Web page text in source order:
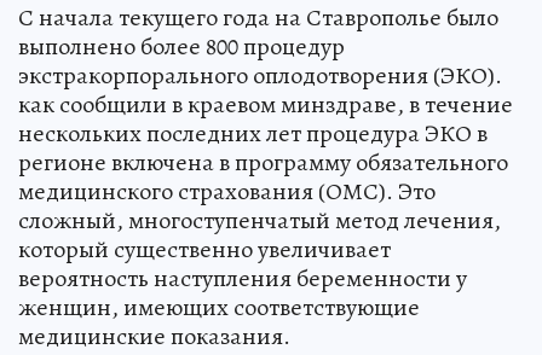
С начала текущего года на Ставрополье было
выполнено более 800 процедур
экстракорпорального оплодотворения (ЭКО).
как сообщили в краевом минздраве, в течение
нескольких последних лет процедура ЭКО в
регионе включена в программу обязательного
медицинского страхования (ОМС). Это
сложный, многоступенчатый метод лечения,
который существенно увеличивает
вероятность наступления беременности у
женщин, имеющих соответствующие
медицинские показания.